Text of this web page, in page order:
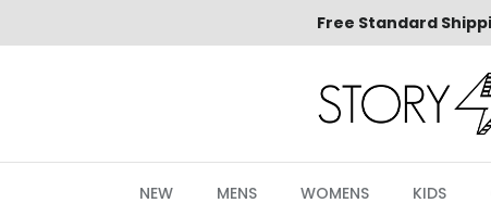
Free Standard
NEW MENS WOMENS KIDS